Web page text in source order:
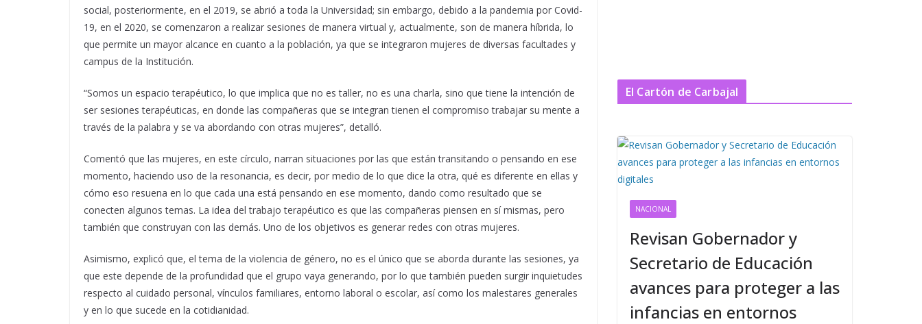
social, posteriormente, en el 2019, se abrió a toda la Universidad; sin embargo, debido a la pandemia por Covid-
19, en el 2020, se comenzaron a realizar sesiones de manera virtual y, actualmente, son de manera híbrida, lo
que permite un mayor alcance en cuanto a la población, ya que se integraron mujeres de diversas facultades y
campus de la Institución.
“Somos un espacio terapéutico, lo que implica que no es taller, no es una charla, sino que tiene la intención de
ser sesiones terapéuticas, en donde las compañeras que se integran tienen el compromiso trabajar su mente a
través de la palabra y se va abordando con otras mujeres”, detalló.
Comentó que las mujeres, en este círculo, narran situaciones por las que están transitando o pensando en ese
momento, haciendo uso de la resonancia, es decir, por medio de lo que dice la otra, qué es diferente en ellas y
cómo eso resuena en lo que cada una está pensando en ese momento, dando como resultado que se
conecten algunos temas. La idea del trabajo terapéutico es que las compañeras piensen en sí mismas, pero
también que construyan con las demás. Uno de los objetivos es generar redes con otras mujeres.
Asimismo, explicó que, el tema de la violencia de género, no es el único que se aborda durante las sesiones, ya
que este depende de la profundidad que el grupo vaya generando, por lo que también pueden surgir inquietudes
respecto al cuidado personal, vínculos familiares, entorno laboral o escolar, así como los malestares generales
y en lo que sucede en la cotidianidad.
El Cartón de Carbajal
NACIONAL
Revisan Gobernador y
Secretario de Educación
avances para proteger a las
infancias en entornos